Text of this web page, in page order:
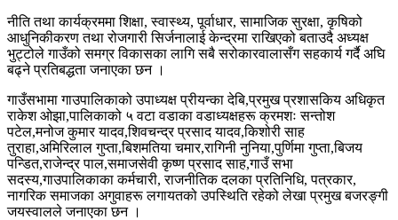
नीति तथा कार्यक्रममा शिक्षा, स्वास्थ्य, पूर्वाधार, सामाजिक सुरक्षा, कृषिको
आधुनिकीकरण तथा रोजगारी सिर्जनालाई केन्द्रमा राखिएको बताउदै अध्यक्ष
भुट्टोले गाउँको समग्र विकासका लागि सबै सरोकारवालासँग सहकार्य गर्दै अघि
बढ्ने प्रतिबद्धता जनाएका छन ।
गाउँसभामा गाउपालिकाको उपाध्यक्ष प्रीयन्का देबि,प्रमुख प्रशासकिय अधिकृत
राकेश ओझा,पालिकाको ५ वटा वडाका वडाध्यक्षहरू क्रमशः सन्तोश
पटेल,मनोज कुमार यादव,शिवचन्द्र प्रसाद यादव,किशोरी साह
तुराहा,अमिरिलाल गुप्ता,बिशमतिया चमार,रागिनी नुनिया,पुर्णिमा गुप्ता,बिजय
पन्डित,राजेन्द्र पाल,समाजसेवी कृष्ण प्रसाद साह,गाउँ सभा
सदस्य,गाउपालिकाका कर्मचारी, राजनीतिक दलका प्रतिनिधि, पत्रकार,
नागरिक समाजका अगुवाहरू लगायतको उपस्थिति रहेको लेखा प्रमुख बजरङ्गी
जयस्वालले जनाएका छन ।